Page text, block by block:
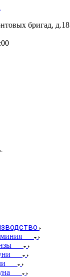
бригад, д.18